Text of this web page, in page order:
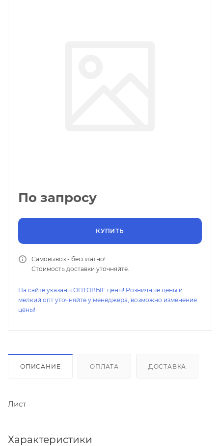
По запросу
КУПИТЬ
Самовывоз - бесплатно!
Стоимость доставки уточняйте.
На сайте указаны ОПТОВЫЕ цены! Розничные цены и
мелкий опт уточняйте у менеджера, возможно изменение
цены!
ОПИСАНИЕ ОПЛАТА ДОСТАВКА
Лист
Характеристики